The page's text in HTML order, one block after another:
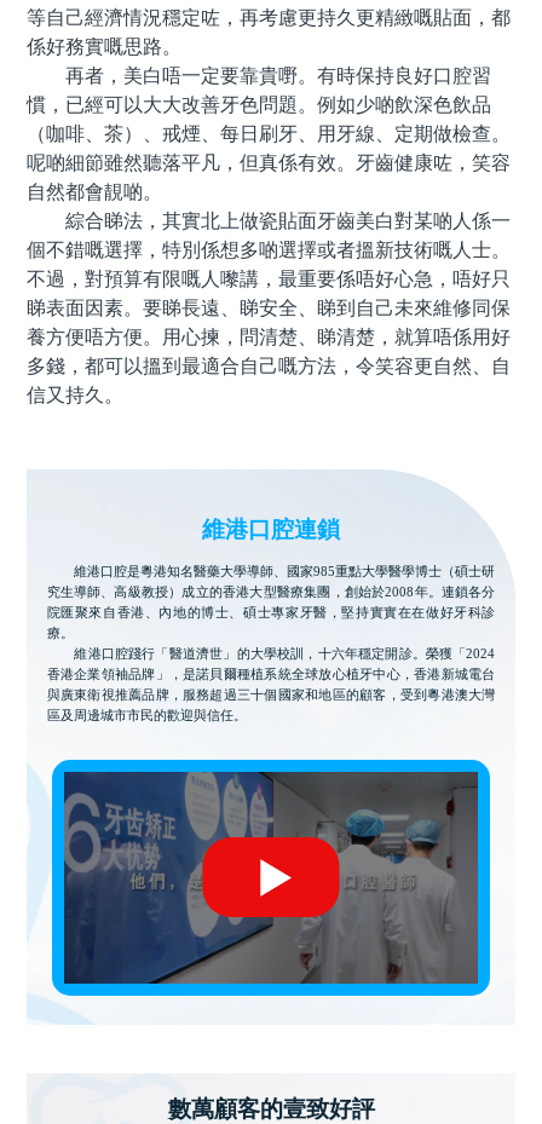
等自己經濟情況穩定咗，再考慮更持久更精緻嘅貼面，都
係好務實嘅思路。
再者，美白唔一定要靠貴嘢。有時保持良好口腔習
慣，已經可以大大改善牙色問題。例如少啲飲深色飲品
（咖啡、茶）、戒煙、每日刷牙、用牙線、定期做檢查。
呢啲細節雖然聽落平凡，但真係有效。牙齒健康咗，笑容
自然都會靚啲。
綜合睇法，其實北上做瓷貼面牙齒美白對某啲人係一
個不錯嘅選擇，特別係想多啲選擇或者搵新技術嘅人士。
不過，對預算有限嘅人嚟講，最重要係唔好心急，唔好只
睇表面因素。要睇長遠、睇安全、睇到自己未來維修同保
養方便唔方便。用心揀，問清楚、睇清楚，就算唔係用好
多錢，都可以搵到最適合自己嘅方法，令笑容更自然、自
信又持久。
維港口腔連鎖
維港口腔是粵港知名醫藥大學導師、國家985重點大學醫學博士（碩士研
究生導師、高級教授）成立的香港大型醫療集團，創始於2008年。連鎖各分
院匯聚來自香港、內地的博士、碩士專家牙醫，堅持實實在在做好牙科診
療。
維港口腔踐行「醫道濟世」的大學校訓，十六年穩定開診。榮獲「2024
香港企業領袖品牌」，是諾貝爾種植系統全球放心植牙中心，香港新城電台
與廣東衛視推薦品牌，服務超過三十個國家和地區的顧客，受到粵港澳大灣
區及周邊城市市民的歡迎與信任。
數萬顧客的壹致好評